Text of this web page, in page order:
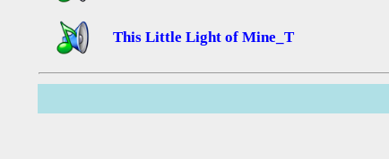
This Little Light of Mine_T